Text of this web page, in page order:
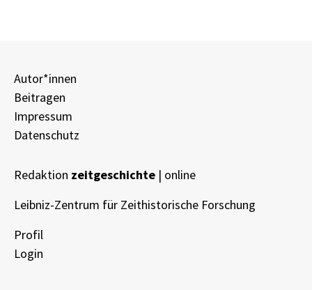
Autor*innen
Beitragen
Impressum
Datenschutz
Redaktion zeitgeschichte | online
Leibniz-Zentrum für Zeithistorische Forschung
Profil
Login